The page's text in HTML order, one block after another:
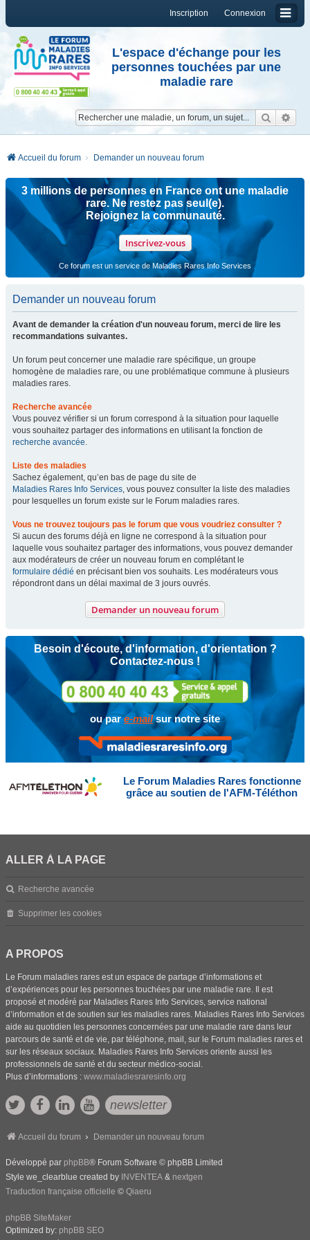
Connexion
Inscription
L'espace d'échange pour les
personnes touchées par une
maladie rare
Accueil du forum Demander un nouveau forum
3 millions de personnes en France ont une maladie
rare. Ne restez pas seul(e).
Rejoignez la communauté.
Inscrivez-vous
Ce forum est un service de Maladies Rares Info Services
Demander un nouveau forum
Avant de demander la création d'un nouveau forum, merci de lire les
recommandations suivantes.
Un forum peut concerner une maladie rare spécifique, un groupe
homogène de maladies rare, ou une problématique commune à plusieurs
maladies rares.
Recherche avancée
Vous pouvez vérifier si un forum correspond à la situation pour laquelle
vous souhaitez partager des informations en utilisant la fonction de
recherche avancée.
Liste des maladies
Sachez également, qu’en bas de page du site de
Maladies Rares Info Services, vous pouvez consulter la liste des maladies
pour lesquelles un forum existe sur le Forum maladies rares.
Vous ne trouvez toujours pas le forum que vous voudriez consulter ?
Si aucun des forums déjà en ligne ne correspond à la situation pour
laquelle vous souhaitez partager des informations, vous pouvez demander
aux modérateurs de créer un nouveau forum en complétant le
formulaire dédié en précisant bien vos souhaits. Les modérateurs vous
répondront dans un délai maximal de 3 jours ouvrés.
Demander un nouveau forum
Besoin d'écoute, d'information, d'orientation ?
Contactez-nous !
ou pare-mailsur notre site
Le Forum Maladies Rares fonctionne
grâce au soutien de l'AFM-Téléthon
ALLER À LA PAGE
Recherche avancée
Supprimer les cookies
A PROPOS
Le Forum maladies rares est un espace de partage d’informations et
d’expériences pour les personnes touchées par une maladie rare. Il est
proposé et modéré par Maladies Rares Info Services, service national
d’information et de soutien sur les maladies rares. Maladies Rares Info Services
aide au quotidien les personnes concernées par une maladie rare dans leur
parcours de santé et de vie, par téléphone, mail, sur le Forum maladies rares et
sur les réseaux sociaux. Maladies Rares Info Services oriente aussi les
professionnels de santé et du secteur médico-social.
Plus d’informations : www.maladiesraresinfo.org
newsletter
Accueil du forum Demander un nouveau forum
Développé par phpBB® Forum Software © phpBB Limited
Style we_clearblue created by INVENTEA & nextgen
Traduction française officielle © Qiaeru
phpBB SiteMaker
Optimized by: phpBB SEO